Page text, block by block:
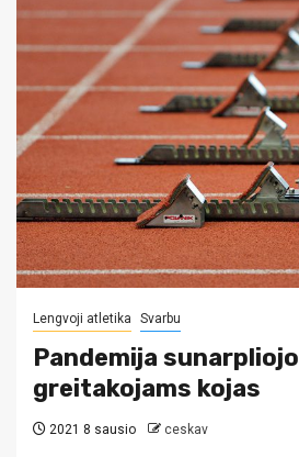
Lengvoji atletika Svarbu
Pandemija sunarpliojo
greitakojams kojas
2021 8 sausio ceskav